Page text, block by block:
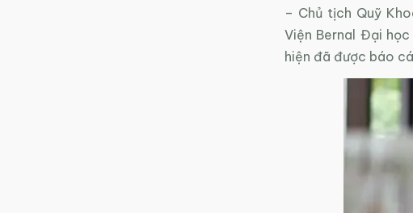
– Chủ tịch Quỹ
Viện Bernal Đại
hiện đã được báo